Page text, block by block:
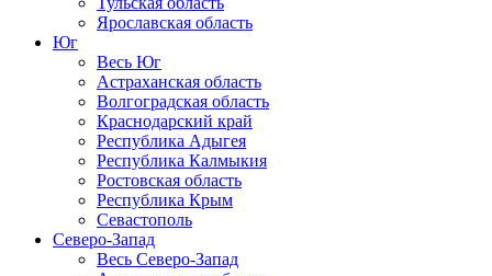
Ярославская область
Юг
Весь Юг
Астраханская область
Волгоградская область
Краснодарский край
Республика Адыгея
Республика Калмыкия
Ростовская область
Республика Крым
Севастополь
Северо-Запад
Весь Северо-Запад